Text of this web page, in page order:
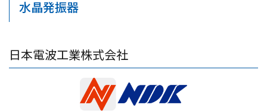
水晶発振器
日本電波工業株式会社